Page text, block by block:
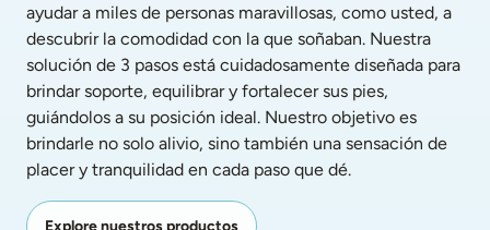
ayudar a miles de personas maravillosas, como usted, a
descubrir la comodidad con la que soñaban. Nuestra
solución de 3 pasos está cuidadosamente diseñada para
brindar soporte, equilibrar y fortalecer sus pies,
guiándolos a su posición ideal. Nuestro objetivo es
brindarle no solo alivio, sino también una sensación de
placer y tranquilidad en cada paso que dé.
Explore nuestros productos